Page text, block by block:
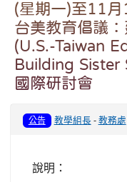
(星期一)至11
台美教育倡議
(U.S.-Taiwan
Building Sister
國際研討會
公告 教學組長-教務處
說明：